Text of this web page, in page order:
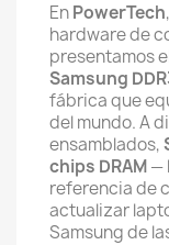
EnPowerTech
hardware de
presentamos
Samsung
fábrica que
del mundo. A
ensamblados,
chips DRAM—
referencia de
actualizar
Samsung de